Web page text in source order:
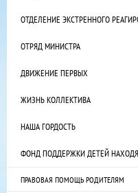
ОТДЕЛЕНИЕ ЭКСТРЕННОГО
ОТРЯД МИНИСТРА
ДВИЖЕНИЕ ПЕРВЫХ
ЖИЗНЬ КОЛЛЕКТИВА
НАША ГОРДОСТЬ
ФОНД ПОДДЕРЖКИ ДЕТЕЙ
ПРАВОВАЯ ПОМОЩЬ РОДИТЕЛЯМ